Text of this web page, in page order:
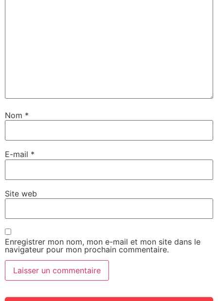
Nom *
E-mail *
Site web
Enregistrer mon nom, mon e-mail et mon site dans le
navigateur pour mon prochain commentaire.